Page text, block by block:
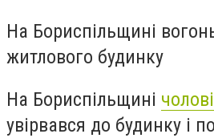
На Бориспільщині
житлового будинку
На Бориспільщині
увірвався до будинку і